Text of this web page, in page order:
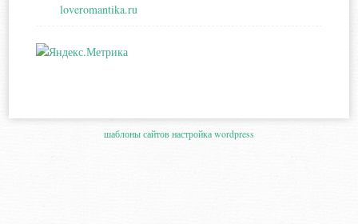
loveromantika.ru
шаблоны сайтовнастройка wordpress